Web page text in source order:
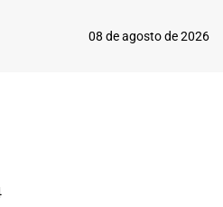
08 de agosto de 2026